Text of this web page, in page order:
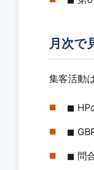
月次で
集客活動
◼︎ HP
◼︎
◼︎ 問